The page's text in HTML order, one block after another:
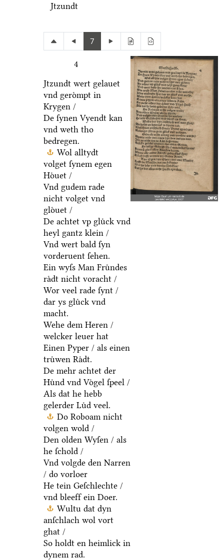
Jtzundt
7
4
Jtzundt wert gelauet
vnd geroͤmpt in
Krygen /
De ſynen Vyendt kan
vnd weth tho
bedregen.
Wol alltydt
volget ſynem egen
Hoͤuet /
Vnd gudem rade
nicht volget vnd
gloͤuet /
De achtet vp gluͤck vnd
heyl gantz klein /
Vnd wert bald ſyn
vorderuent ſehen.
Ein wyſs Man Fruͤndes
raͤdt nicht voracht /
Wor veel rade ſynt /
dar ys gluͤck vnd
macht.
Wehe dem Heren /
welcker leuer hat
Einen Pyper / als einen
truͤwen Raͤdt.
De mehr achtet der
Huͤnd vnd Voͤgel ſpeel /
Als dat he hebb
gelerder Luͤd veel.
Do Roboam nicht
volgen wold /
Den olden Wyſen / als
he ſchold /
Vnd volgde den Narren
/ do vorloer
He tein Geſchlechte /
vnd bleeff ein Doer.
Wultu dat dyn
anſchlach wol vort
ghat /
So holdt en heimlick in
dynem rad.